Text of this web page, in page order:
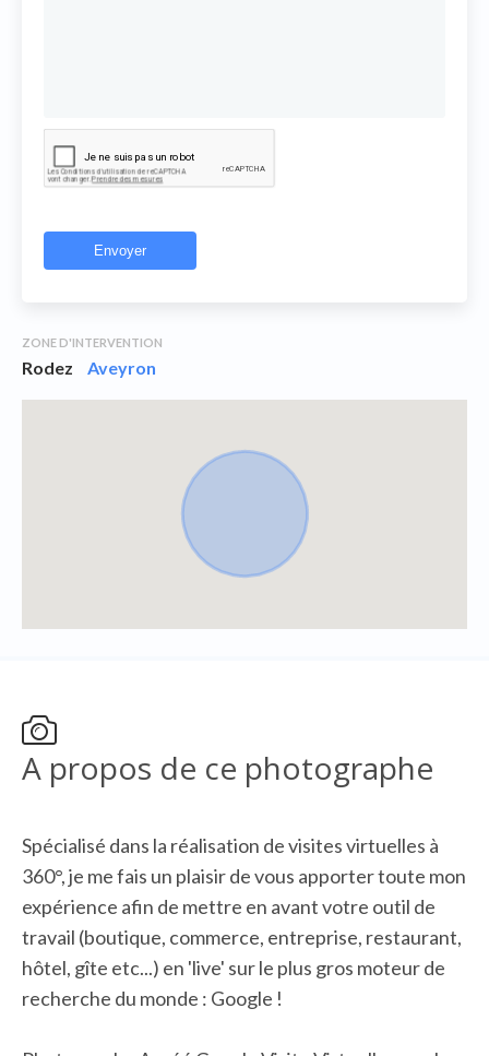
ZONE D'INTERVENTION
Rodez Aveyron
A propos de ce photographe
Spécialisé dans la réalisation de visites virtuelles à
360°, je me fais un plaisir de vous apporter toute mon
expérience afin de mettre en avant votre outil de
travail (boutique, commerce, entreprise, restaurant,
hôtel, gîte etc...) en 'live' sur le plus gros moteur de
recherche du monde : Google !